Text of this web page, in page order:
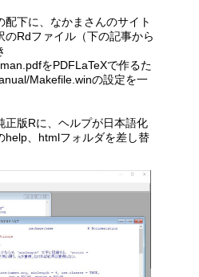
下に、なかまさんのサイト
のRdファイル（下の記事から
をPDFLaTeXで作るた
Makefile.winの設定を一
正版Rに、ヘルプが日本語化
help、htmlフォルダを差し替